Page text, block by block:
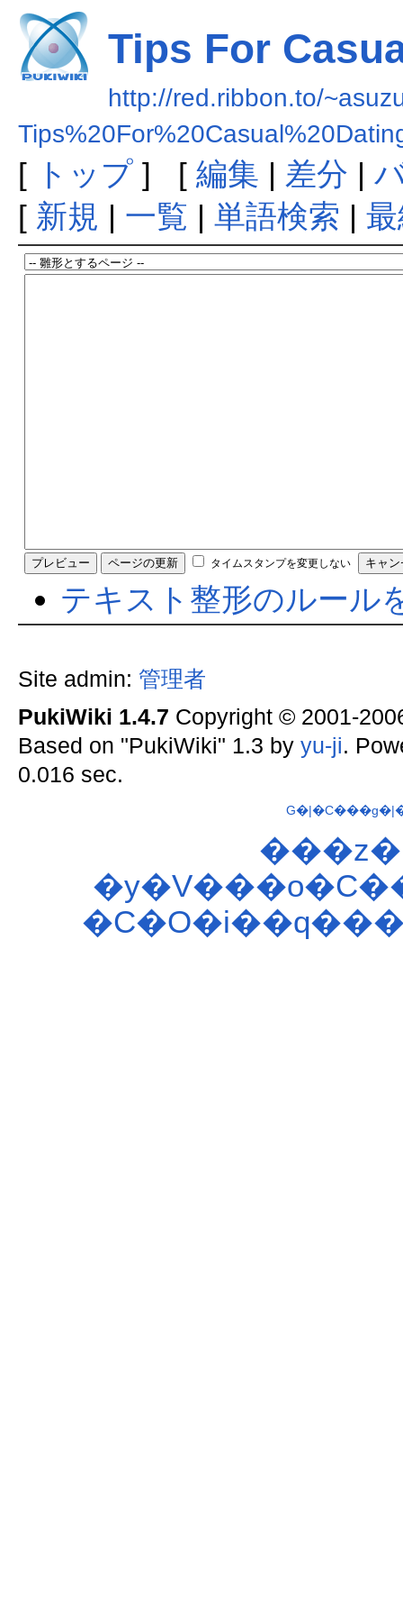
Tips For
http://red.ribbon.to/
[ トップ] [ 編集 | 差分 |
[ 新規 | 一覧 | 単語検索 |
タイムスタンプを変更しない
テキスト整形のルール
Site admin: 管理者
PukiWiki 1.4.7 Copyright © 2001-
Based on "PukiWiki" 1.3 by yu-ji.
0.016 sec.